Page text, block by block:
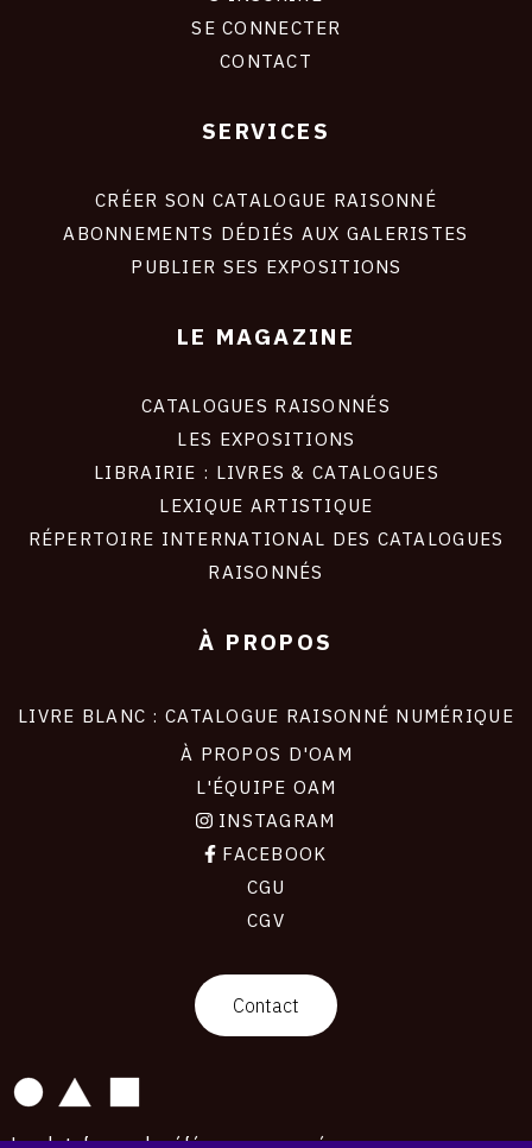
SE CONNECTER
CONTACT
SERVICES
CRÉER SON CATALOGUE RAISONNÉ
ABONNEMENTS DÉDIÉS AUX GALERISTES
PUBLIER SES EXPOSITIONS
LE MAGAZINE
CATALOGUES RAISONNÉS
LES EXPOSITIONS
LIBRAIRIE : LIVRES & CATALOGUES
LEXIQUE ARTISTIQUE
RÉPERTOIRE INTERNATIONAL DES CATALOGUES
RAISONNÉS
À PROPOS
LIVRE BLANC : CATALOGUE RAISONNÉ NUMÉRIQUE
À PROPOS D'OAM
L'ÉQUIPE OAM
INSTAGRAM
FACEBOOK
CGU
CGV
Contact